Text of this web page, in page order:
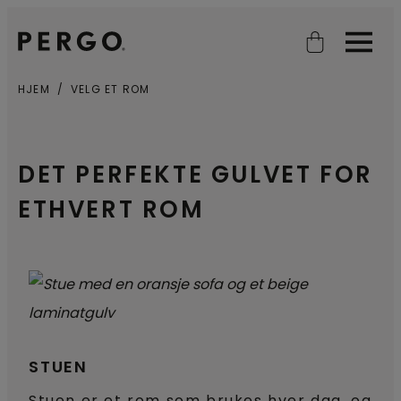
Open searchOpen
HJEM VELG ET ROM
DET PERFEKTE GULVET FOR
ETHVERT ROM
STUEN